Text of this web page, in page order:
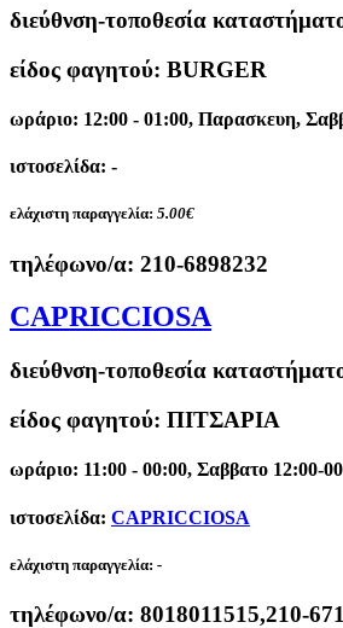
διεύθνση-τοποθεσία
είδος φαγητού: BURGER
ωράριο: 12:00 - 01:00, Παρασκευη,
ιστοσελίδα: -
ελάχιστη παραγγελία: 5.00€
τηλέφωνο/α: 210-6898232
CAPRICCIOSA
διεύθνση-τοποθεσία
είδος φαγητού: ΠΙΤΣΑΡΙΑ
ωράριο: 11:00 - 00:00, Σαββατο 12:00-
ιστοσελίδα: CAPRICCIOSA
ελάχιστη παραγγελία: -
τηλέφωνο/α: 8018011515,210-